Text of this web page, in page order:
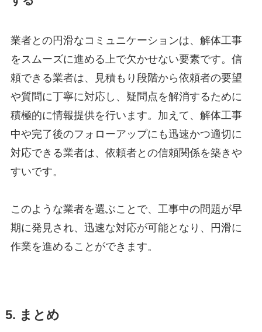
業者との円滑なコミュニケーションは、解体工事
をスムーズに進める上で欠かせない要素です。信
頼できる業者は、見積もり段階から依頼者の要望
や質問に丁寧に対応し、疑問点を解消するために
積極的に情報提供を行います。加えて、解体工事
中や完了後のフォローアップにも迅速かつ適切に
対応できる業者は、依頼者との信頼関係を築きや
すいです。
このような業者を選ぶことで、工事中の問題が早
期に発見され、迅速な対応が可能となり、円滑に
作業を進めることができます。
5. まとめ